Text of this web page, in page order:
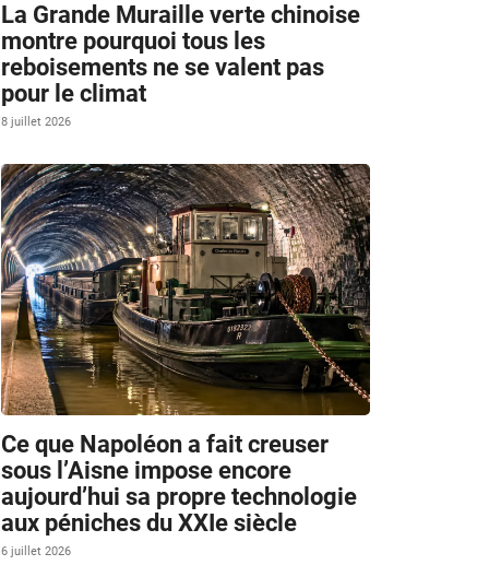
La Grande Muraille verte chinoise
montre pourquoi tous les
reboisements ne se valent pas
pour le climat
8 juillet 2026
Ce que Napoléon a fait creuser
sous l’Aisne impose encore
aujourd’hui sa propre technologie
aux péniches du XXIe siècle
6 juillet 2026